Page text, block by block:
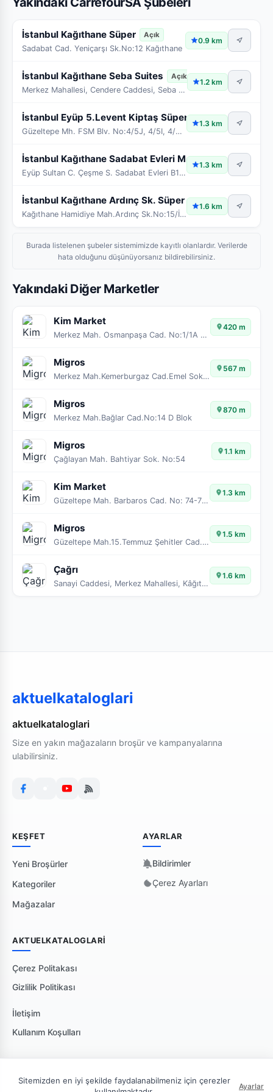
İstanbul Kağıthane Süper Açık
Sadabat Cad. Yeniçarşı Sk.No:12 Kağıthane
0.9 km
İstanbul Kağıthane Seba Suites Açık
Merkez Mahallesi, Cendere Caddesi, Seba Suıtes B Blok No:16/ 1D – 1E – 1F – 1G – 1 H
1.2 km
İstanbul Eyüp 5.Levent Kiptaş Süper Açık
Güzeltepe Mh. FSM Blv. No:4/5J, 4/5I, 4/5H ve 4/5G
1.3 km
İstanbul Kağıthane Sadabat Evleri Mini Açık
Eyüp Sultan C. Çeşme S. Sadabat Evleri B1 Blok No:1
1.3 km
İstanbul Kağıthane Ardınç Sk. Süper Açık
Kağıthane Hamidiye Mah.Ardınç Sk.No:15/İst
1.6 km
Burada listelenen şubeler sistemimizde kayıtlı olanlardır. Verilerde
hata olduğunu düşünüyorsanız bildirebilirsiniz.
Yakındaki Diğer Marketler
Kim Market
Merkez Mah. Osmanpaşa Cad. No:1/1A Kağıthane / İSTANBUL
420 m
Migros
Merkez Mah.Kemerburgaz Cad.Emel Sok.No:102/A-B
567 m
Migros
Merkez Mah.Bağlar Cad.No:14 D Blok
870 m
Migros
Çağlayan Mah. Bahtiyar Sok. No:54
1.1 km
Kim Market
Güzeltepe Mah. Barbaros Cad. No: 74-78A
1.3 km
Migros
Güzeltepe Mah.15.Temmuz Şehitler Cad. A2 Blok
1.5 km
Çağrı
Sanayi Caddesi, Merkez Mahallesi, Kâğıthane, İstanbul, Marmara Bölgesi, 34410, Türkiye
1.6 km
aktuelkataloglari
aktuelkataloglari
Size en yakın mağazaların broşür ve kampanyalarına
ulabilirsiniz.
KEŞFET
Yeni Broşürler
Kategoriler
Mağazalar
AYARLAR
Bildirimler
Çerez Ayarları
AKTUELKATALOGLARI
Çerez Politakası
Gizlilik Politikası
İletişim
Kullanım Koşulları
Sitemizden en iyi şekilde faydalanabilmeniz için çerezler
Ayarlar